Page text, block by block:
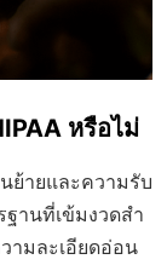
หรือไม่
ย้ายและความรับ
านที่เข้มงวดสำ
ามละเอียดอ่อน